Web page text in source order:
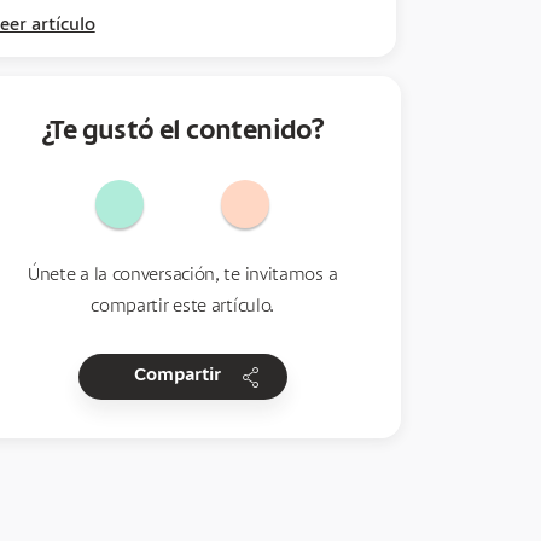
artículo
¿Te gustó el contenido?
Únete a la conversación, te invitamos a
compartir este artículo.
Compartir share